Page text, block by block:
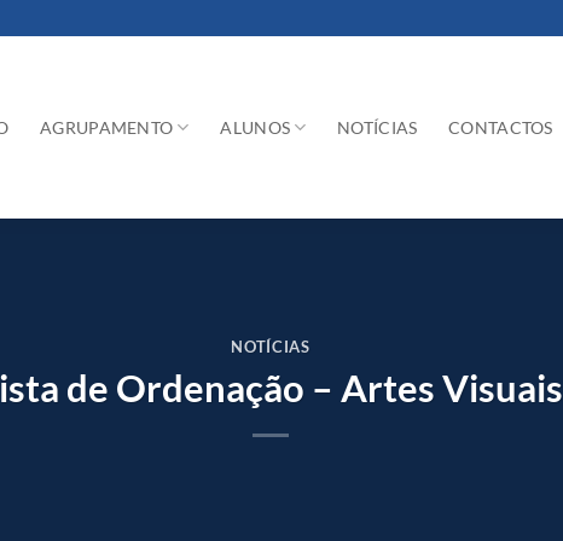
AGRUPAMENTO ALUNOS NOTÍCIAS CONTACTOS
NOTÍCIAS
de Ordenação – Artes Visuais